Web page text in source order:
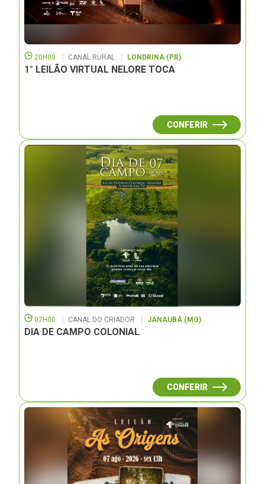
20H00 CANAL RURAL LONDRINA (PR)
1° LEILÃO VIRTUAL NELORE TOCA
CONFERIR
07H00 CANAL DO CRIADOR JANAUBÁ (MG)
DIA DE CAMPO COLONIAL
CONFERIR